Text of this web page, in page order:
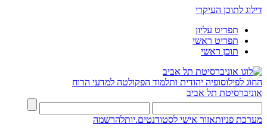
דילוג לתוכן העיקרי
תפריט עליון
תפריט ראשי
תוכן ראשי
החוג לפילוסופיה יהודית ותלמוד הפקולטה למדעי הרוח
אוניברסיטת תל אביב
מערכת פניותאזור אישי לסטודנטים.יותלהרשמה